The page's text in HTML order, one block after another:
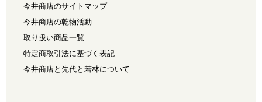
今井商店のサイトマップ
今井商店の乾物活動
取り扱い商品一覧
特定商取引法に基づく表記
今井商店と先代と若林について